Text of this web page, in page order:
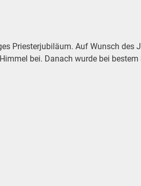
Priesterjubiläum. Auf Wunsch des
bei. Danach wurde bei